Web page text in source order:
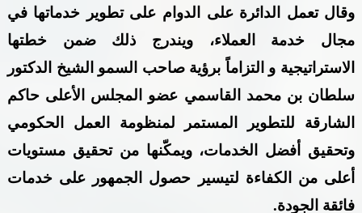
وقال تعمل الدائرة على الدوام على تطوير خدماتها في
مجال خدمة العملاء، ويندرج ذلك ضمن خطتها
الاستراتيجية و التزاماً برؤية صاحب السمو الشيخ الدكتور
سلطان بن محمد القاسمي عضو المجلس الأعلى حاكم
الشارقة للتطوير المستمر لمنظومة العمل الحكومي
وتحقيق أفضل الخدمات، ويمكّنها من تحقيق مستويات
أعلى من الكفاءة لتيسير حصول الجمهور على خدمات
فائقة الجودة.